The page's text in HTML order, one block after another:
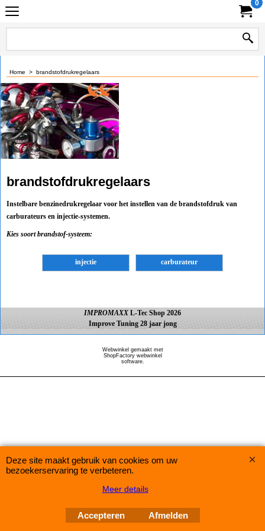
0
Home > brandstofdrukregelaars
brandstofdrukregelaars
Instelbare benzinedrukregelaar voor het instellen van de brandstofdruk van
carburateurs en injectie-systemen.
Kies soort brandstof-systeem:
injectie carburateur
IMPROMAXX L-Tec Shop 2026
Improve Tuning 28 jaar jong
Webwinkel gemaakt met
ShopFactory webwinkel
software.
Deze site maakt gebruik van cookies om uw
bezoekerservaring te verbeteren.
Meer details
Accepteren Afmelden